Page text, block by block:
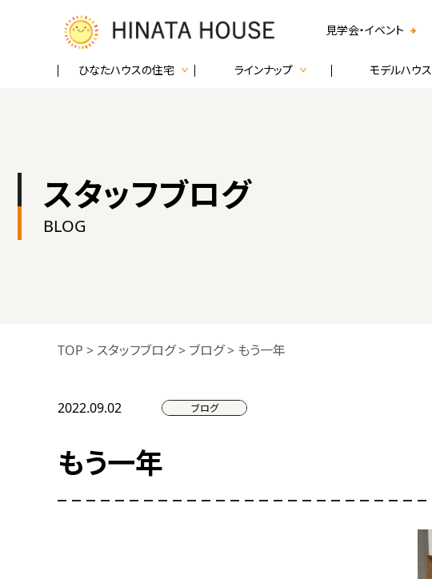
見学会・イベント
ひなたハウスの住宅 ラインナップ モデルハウス
スタッフブログ
BLOG
TOP > スタッフブログ> ブログ> もう一年
2022.09.02 ブログ
もう一年